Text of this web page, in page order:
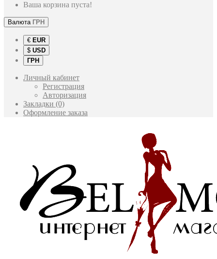
Ваша корзина пуста!
Валюта ГРН
€ EUR
$ USD
ГРН
Личный кабинет
Регистрация
Авторизация
Закладки (0)
Оформление заказа